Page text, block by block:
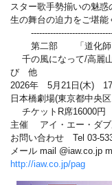
スター歌手勢揃いの魅
生の舞台の迫力をご堪能
第二部 「道化師」
千の風になって/高麗
び 他
2026年 5月21日(木)
日本橋劇場(東京都中央区
チケットR席16000
主催 アイ・エー・ダブ
お問い合わせ Tel 03-
メール mail @iaw.co.jp
http://iaw.co.jp/pag